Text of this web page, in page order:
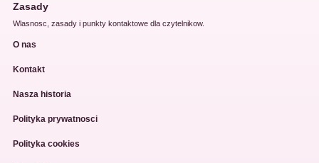
Zasady
Wlasnosc, zasady i punkty kontaktowe dla czytelnikow.
O nas
Kontakt
Nasza historia
Polityka prywatnosci
Polityka cookies